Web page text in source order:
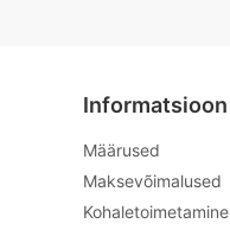
Informatsioon
Määrused
Maksevõimalused
Kohaletoimetamine